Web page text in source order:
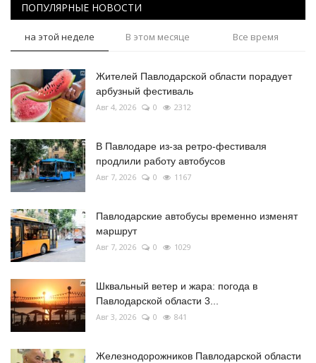
ПОПУЛЯРНЫЕ НОВОСТИ
на этой неделе В этом месяце Все время
Жителей Павлодарской области порадует
арбузный фестиваль
Авг 4, 2026 0 2312
В Павлодаре из-за ретро-фестиваля
продлили работу автобусов
Авг 7, 2026 0 1167
Павлодарские автобусы временно изменят
маршрут
Авг 7, 2026 0 1029
Шквальный ветер и жара: погода в
Павлодарской области 3...
Авг 3, 2026 0 841
Железнодорожников Павлодарской области